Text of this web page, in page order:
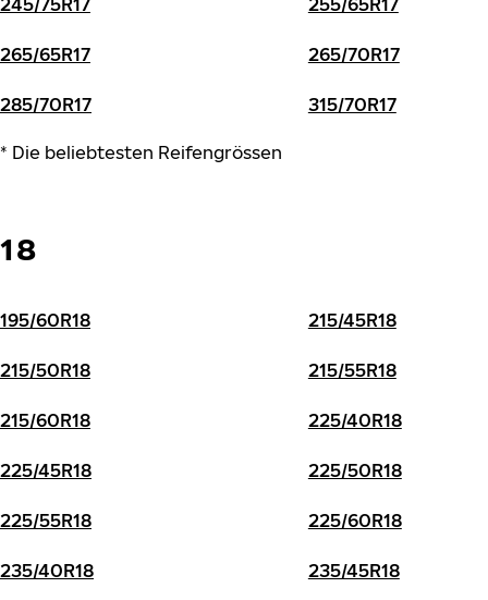
245/75R17 255/65R17
265/65R17 265/70R17
285/70R17 315/70R17
* Die beliebtesten Reifengrössen
18
195/60R18 215/45R18
215/50R18 215/55R18
215/60R18 225/40R18
225/45R18 225/50R18
225/55R18 225/60R18
235/40R18 235/45R18